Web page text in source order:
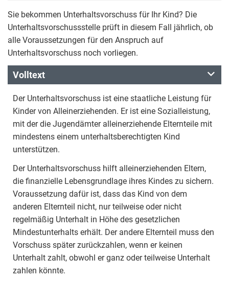
Sie bekommen Unterhaltsvorschuss für Ihr Kind? Die
Unterhaltsvorschussstelle prüft in diesem Fall jährlich, ob
alle Voraussetzungen für den Anspruch auf
Unterhaltsvorschuss noch vorliegen.
Volltext
Der Unterhaltsvorschuss ist eine staatliche Leistung für
Kinder von Alleinerziehenden. Er ist eine Sozialleistung,
mit der die Jugendämter alleinerziehende Elternteile mit
mindestens einem unterhaltsberechtigten Kind
unterstützen.
Der Unterhaltsvorschuss hilft alleinerziehenden Eltern,
die finanzielle Lebensgrundlage ihres Kindes zu sichern.
Voraussetzung dafür ist, dass das Kind von dem
anderen Elternteil nicht, nur teilweise oder nicht
regelmäßig Unterhalt in Höhe des gesetzlichen
Mindestunterhalts erhält. Der andere Elternteil muss den
Vorschuss später zurückzahlen, wenn er keinen
Unterhalt zahlt, obwohl er ganz oder teilweise Unterhalt
zahlen könnte.